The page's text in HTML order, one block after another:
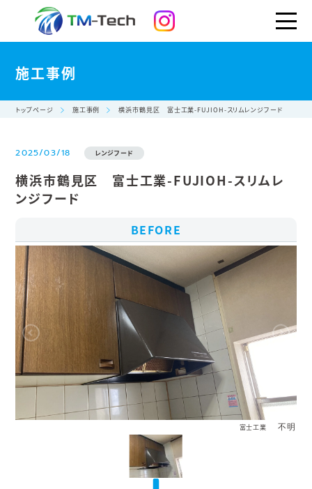
施工事例
トップページ 施工事例 横浜市鶴見区 富士工業-FUJIOH-スリムレンジフード
2025/03/18 レンジフード
横浜市鶴見区 富士工業-FUJIOH-スリムレ
ンジフード
BEFORE
富士工業 不明